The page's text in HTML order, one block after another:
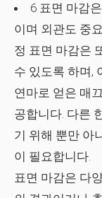
6 표면 마감
이며 외관도 중
정 표면 마감은
수 있도록 하며,
연마로 얻은 매
공합니다. 다른
기 위해 뿐만 아
이 필요합니다.
표면 마감은 다